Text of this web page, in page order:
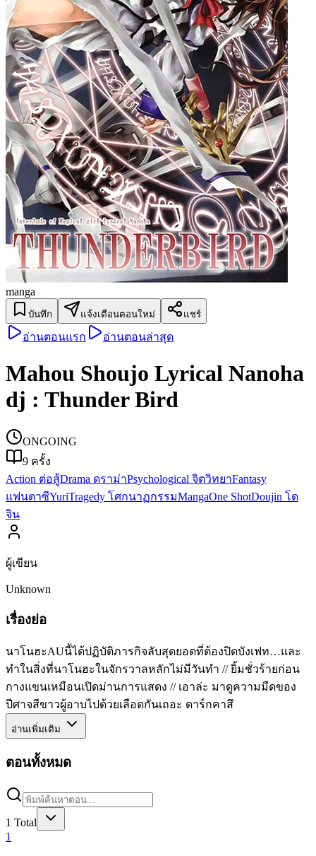
manga
บันทึก แจ้งเตือนตอนใหม่ แชร์
อ่านตอนแรก อ่านตอนล่าสุด
Mahou Shoujo Lyrical Nanoha
dj : Thunder Bird
ONGOING
9 ครั้ง
Action ต่อสู้Drama ดราม่าPsychological จิตวิทยาFantasy
แฟนตาซีYuriTragedy โศกนาฏกรรมMangaOne ShotDoujin โด
จิน
ผู้เขียน
Unknown
เรื่องย่อ
นาโนฮะAUนี้ได้ปฏิบัติภารกิจลับสุดยอดที่ต้องปิดบังเฟท…และ
ทำในสิ่งที่นาโนฮะในจักรวาลหลักไม่มีวันทำ // ยิ้มชั่วร้ายก่อน
กางแขนเหมือนเปิดม่านการแสดง // เอาล่ะ มาดูความมืดของ
ปีศาจสีขาวผู้อาบไปด้วยเลือดกันเถอะ ดาร์กคาสึ
อ่านเพิ่มเติม
ตอนทั้งหมด
1 Total
1